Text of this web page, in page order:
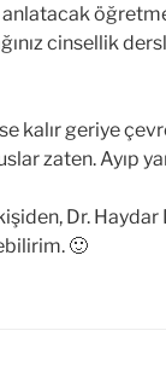
cinsellik
kalır geriye
zaten. Ayıp
Dr.
🙂